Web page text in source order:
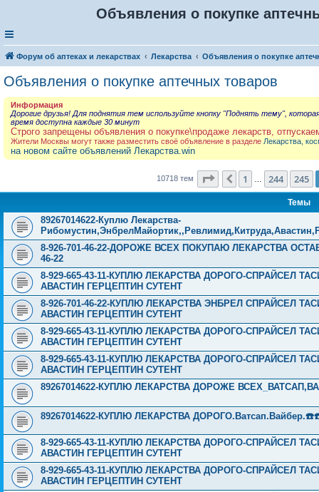
Объявления о покупке
Форум об аптеках и лекарствах Лекарства Объявления о покупке
Объявления о покупке аптечных товаров
Информация
Дорогие друзья! Для поднятия тем используйте кнопку "Поднять тему",
время доступна каждые 30 минут
Строго запрещены объявления о покупке\продаже лекарств,
Жители Москвы могут также разместить своё объявление в разделе Лекарства,
на новом сайте объявлений Лекарства.win
10718 тем Страница 246из 429
Пред.
1 244 245
Темы
89267014622-Куплю Лекарства-
8-926-701-46-22-ДОРОЖЕ ВСЕХ ПОКУПАЮ ЛЕКАРСТВА
46-22
8-929-665-43-11-КУПЛЮ ЛЕКАРСТВА ДОРОГО-СПРАЙСЕЛ
АВАСТИН ГЕРЦЕПТИН СУТЕНТ
8-926-701-46-22-КУПЛЮ ЛЕКАРСТВА ЭНБРЕЛ СПРАЙСЕЛ
АВАСТИН ГЕРЦЕПТИН СУТЕНТ
8-929-665-43-11-КУПЛЮ ЛЕКАРСТВА ДОРОГО-СПРАЙСЕЛ
АВАСТИН ГЕРЦЕПТИН СУТЕНТ
8-929-665-43-11-КУПЛЮ ЛЕКАРСТВА ДОРОГО-СПРАЙСЕЛ
АВАСТИН ГЕРЦЕПТИН СУТЕНТ
89267014622-КУПЛЮ ЛЕКАРСТВА ДОРОЖЕ
89267014622-КУПЛЮ ЛЕКАРСТВА
8-929-665-43-11-КУПЛЮ ЛЕКАРСТВА ДОРОГО-СПРАЙСЕЛ
АВАСТИН ГЕРЦЕПТИН СУТЕНТ
8-929-665-43-11-КУПЛЮ ЛЕКАРСТВА ДОРОГО-СПРАЙСЕЛ
АВАСТИН ГЕРЦЕПТИН СУТЕНТ